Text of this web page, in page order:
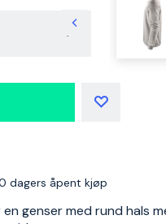
dagers åpent kjøp
genser med rund hals